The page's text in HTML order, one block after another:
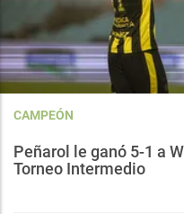
CAMPEÓN
Peñarol le ganó 5-1 a
Torneo Intermedio